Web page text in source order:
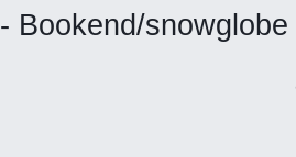
- Bookend/